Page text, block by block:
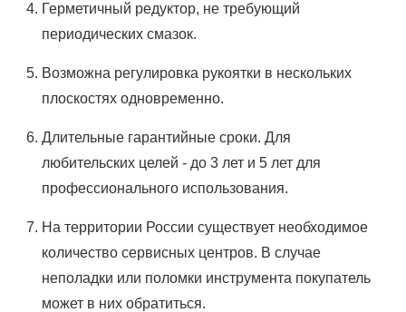
Герметичный редуктор, не требующий
периодических смазок.
Возможна регулировка рукоятки в нескольких
плоскостях одновременно.
Длительные гарантийные сроки. Для
любительских целей - до 3 лет и 5 лет для
профессионального использования.
На территории России существует необходимое
количество сервисных центров. В случае
неполадки или поломки инструмента покупатель
может в них обратиться.